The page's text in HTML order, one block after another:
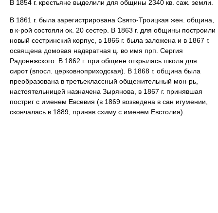
В 1854 г. крестьяне выделили для общины 2340 кв. саж. земли.
В 1861 г. была зарегистрирована Свято-Троицкая жен. община,
в к-рой состояли ок. 20 сестер. В 1863 г. для общины построили
новый сестринский корпус, в 1866 г. была заложена и в 1867 г.
освящена домовая надвратная ц. во имя прп. Сергия
Радонежского. В 1862 г. при общине открылась школа для
сирот (впосл. церковноприходская). В 1868 г. община была
преобразована в третьеклассный общежительный мон-рь,
настоятельницей назначена Зырянова, в 1867 г. принявшая
постриг с именем Евсевия (в 1869 возведена в сан игумении,
скончалась в 1889, приняв схиму с именем Евстолия).